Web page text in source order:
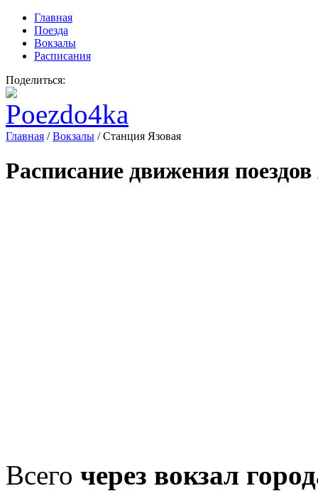
Главная
Поезда
Вокзалы
Расписания
Поделиться:
Главная /Вокзалы /Станция Язовая
Расписание движения
Всего через вокзал